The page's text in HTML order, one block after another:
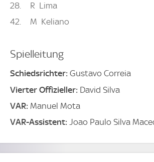
28
R Lima
42
M Keliano
Spielleitung
Schiedsrichter: Gustavo Correia
Vierter Offizieller: David Silva
VAR: Manuel Mota
VAR-Assistent: Joao Paulo Silva